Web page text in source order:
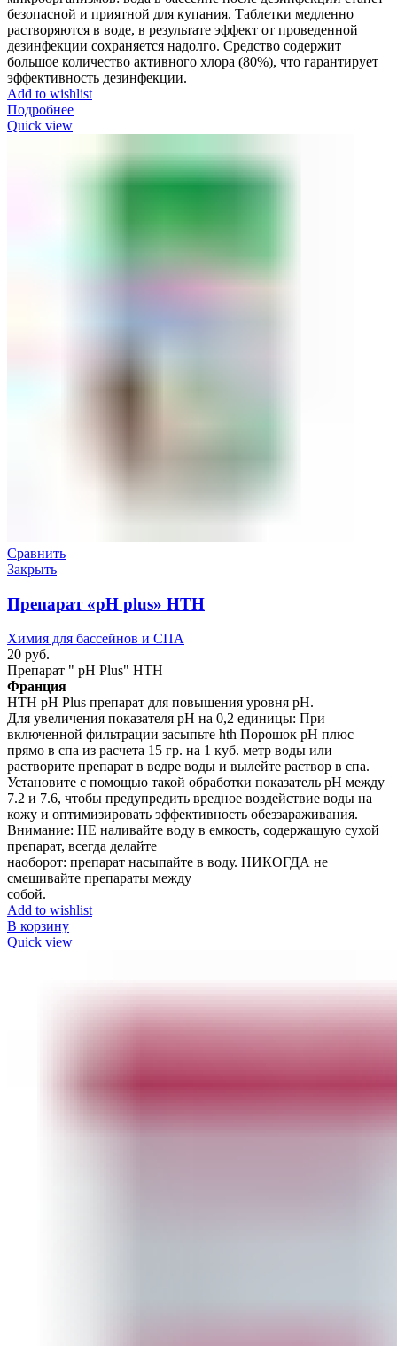
безопасной и приятной для купания. Таблетки медленно
растворяются в воде, в результате эффект от проведенной
дезинфекции сохраняется надолго. Средство содержит
большое количество активного хлора (80%), что гарантирует
эффективность дезинфекции.
Add to wishlist
Подробнее
Quick view
Сравнить
Закрыть
Препарат «pH plus» HTH
Химия для бассейнов и СПА
20 руб.
Препарат " pH Plus" HTH
Франция
HTH pH Plus препарат для повышения уровня рН.
Для увеличения показателя рН на 0,2 единицы: При
включенной фильтрации засыпьте hth Порошок рН плюс
прямо в спа из расчета 15 гр. на 1 куб. метр воды или
растворите препарат в ведре воды и вылейте раствор в спа.
Установите с помощью такой обработки показатель рН между
7.2 и 7.6, чтобы предупредить вредное воздействие воды на
кожу и оптимизировать эффективность обеззараживания.
Внимание: НЕ наливайте воду в емкость, содержащую сухой
препарат, всегда делайте
наоборот: препарат насыпайте в воду. НИКОГДА не
смешивайте препараты между
собой.
Add to wishlist
В корзину
Quick view